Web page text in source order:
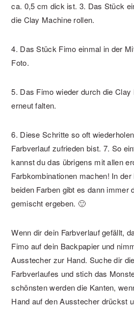
ca. 0,5 cm dick ist. 3. Das Stück
die Clay Machine rollen.
4. Das Stück Fimo einmal in der
Foto.
5. Das Fimo wieder durch die Clay
erneut falten.
6. Diese Schritte so oft
Farbverlauf zufrieden bist. 7. So
kannst du das übrigens mit allen
Farbkombinationen machen! In
beiden Farben gibt es dann immer
gemischt ergeben. 🙂
Wenn dir dein Farbverlauf gefällt,
Fimo auf dein Backpapier und
Ausstecher zur Hand. Suche dir
Farbverlaufes und stich das
schönsten werden die Kanten,
Hand auf den Ausstecher drückst